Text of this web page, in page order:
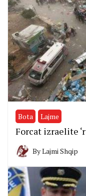
Bota Lajme
Forcat izraelite
ByLajmi Shqip